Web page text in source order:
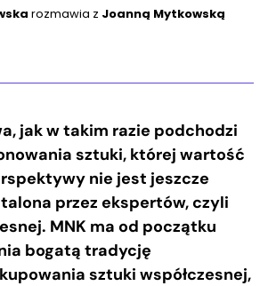
rozmawia z Joanną Mytkowską
jak w takim razie podchodzi
sztuki, której wartość
nie jest jeszcze
przez ekspertów, czyli
MNK ma od początku
bogatą tradycję
sztuki współczesnej,